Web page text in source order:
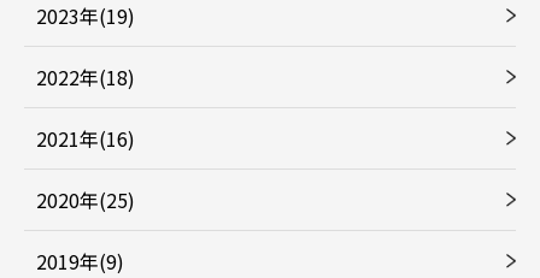
2023年(19)
2022年(18)
2021年(16)
2020年(25)
2019年(9)